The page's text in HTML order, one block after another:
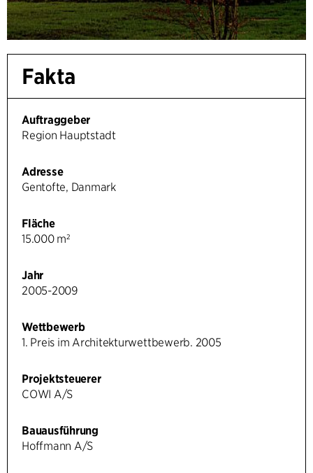
Fakta
Auftraggeber
Region Hauptstadt
Adresse
Gentofte, Danmark
Fläche
15.000 m²
Jahr
2005-2009
Wettbewerb
1. Preis im Architekturwettbewerb. 2005
Projektsteuerer
COWI A/S
Bauausführung
Hoffmann A/S